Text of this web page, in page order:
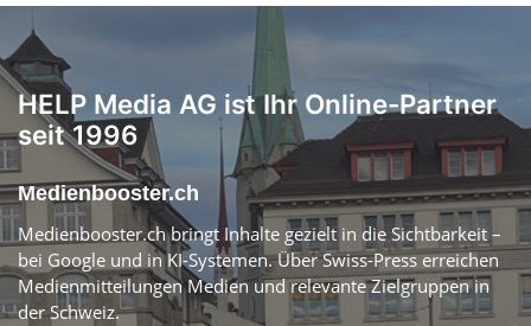
HELP Media AG ist Ihr Online-Partner
seit 1996
Medienbooster.ch
Medienbooster.ch bringt Inhalte gezielt in die Sichtbarkeit –
bei Google und in KI-Systemen. Über Swiss-Press erreichen
Medienmitteilungen Medien und relevante Zielgruppen in
der Schweiz.